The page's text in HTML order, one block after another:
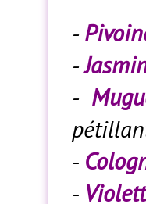
-
-
-
-
-